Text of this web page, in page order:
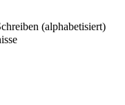
(alphabetisiert)